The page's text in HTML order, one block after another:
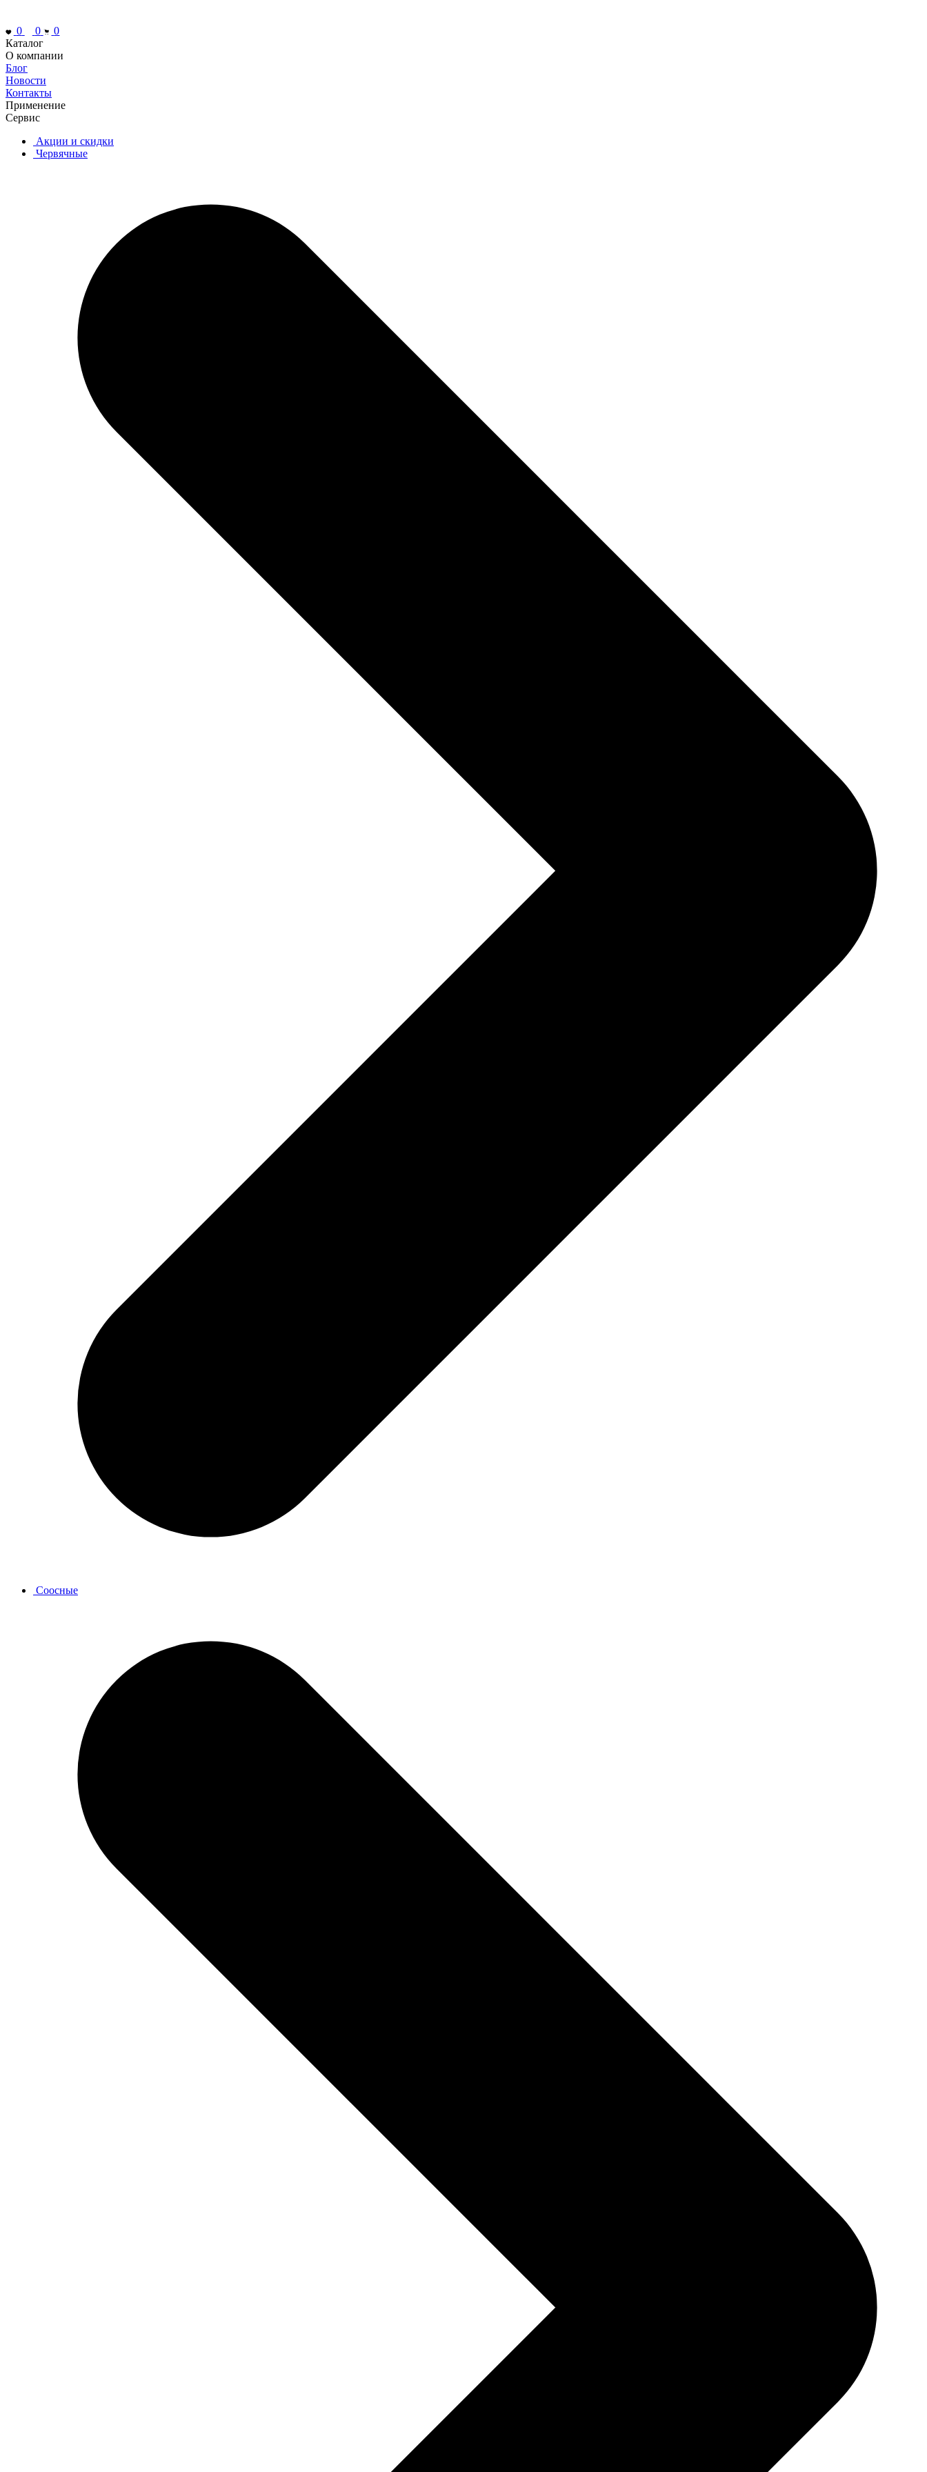
0 0
0
Каталог
О компании
Блог
Новости
Контакты
Применение
Сервис
Акции и скидки
Червячные
Соосные